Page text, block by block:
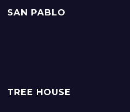
SAN PABLO
TREE HOUSE